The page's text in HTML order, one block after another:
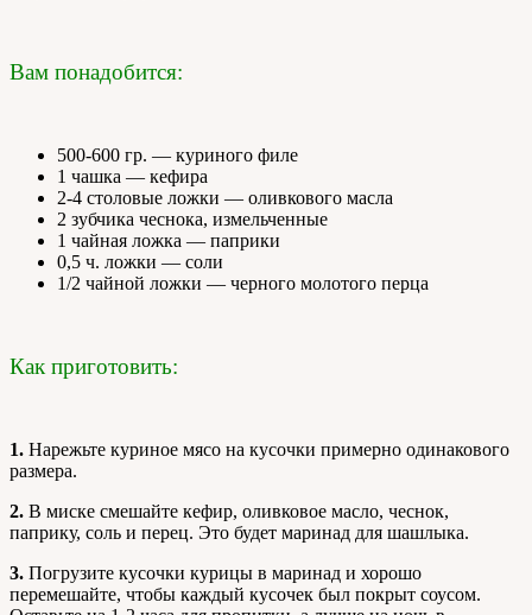
Вам понадобится:
500-600 гр. — куриного филе
1 чашка — кефира
2-4 столовые ложки — оливкового масла
2 зубчика чеснока, измельченные
1 чайная ложка — паприки
0,5 ч. ложки — соли
1/2 чайной ложки — черного молотого перца
Как приготовить:
1. Нарежьте куриное мясо на кусочки примерно одинакового
размера.
2. В миске смешайте кефир, оливковое масло, чеснок,
паприку, соль и перец. Это будет маринад для шашлыка.
3. Погрузите кусочки курицы в маринад и хорошо
перемешайте, чтобы каждый кусочек был покрыт соусом.